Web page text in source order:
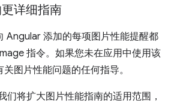
详细指南
Angular 添加的每项图片性能提醒都
指令。如果您未在应用中使用该
图片性能问题的任何指导。
们将扩大图片性能指南的适用范围，